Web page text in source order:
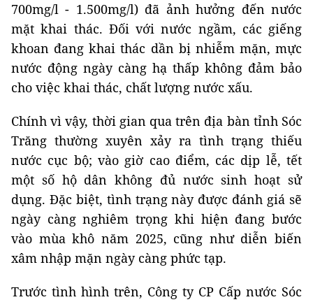
700mg/l - 1.500mg/l) đã ảnh hưởng đến nước
mặt khai thác. Đối với nước ngầm, các giếng
khoan đang khai thác dần bị nhiễm mặn, mực
nước động ngày càng hạ thấp không đảm bảo
cho việc khai thác, chất lượng nước xấu.
Chính vì vậy, thời gian qua trên địa bàn tỉnh Sóc
Trăng thường xuyên xảy ra tình trạng thiếu
nước cục bộ; vào giờ cao điểm, các dịp lễ, tết
một số hộ dân không đủ nước sinh hoạt sử
dụng. Đặc biệt, tình trạng này được đánh giá sẽ
ngày càng nghiêm trọng khi hiện đang bước
vào mùa khô năm 2025, cũng như diễn biến
xâm nhập mặn ngày càng phức tạp.
Trước tình hình trên, Công ty CP Cấp nước Sóc